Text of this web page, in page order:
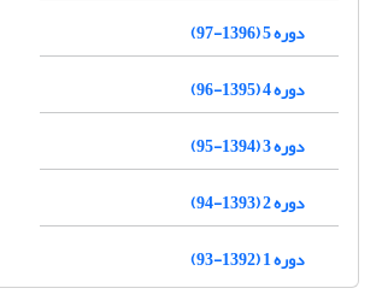
دوره 5 (1396-97)
دوره 4 (1395-96)
دوره 3 (1394-95)
دوره 2 (1393-94)
دوره 1 (1392-93)